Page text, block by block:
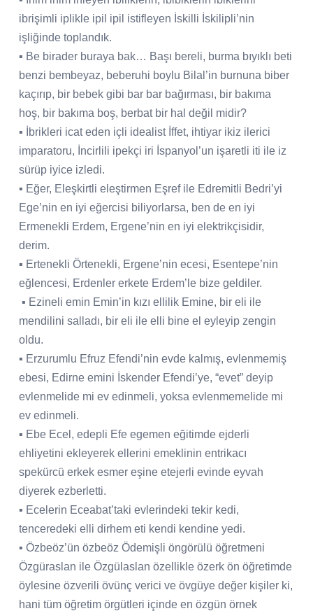
ibrişimli iplikle ipil ipil istifleyen İskilli İskilipli’nin
işliğinde toplandık.
▪ Be birader buraya bak… Başı bereli, burma bıyıklı beti
benzi bembeyaz, beberuhi boylu Bilal’in burnuna biber
kaçırıp, bir bebek gibi bar bar bağırması, bir bakıma
hoş, bir bakıma boş, berbat bir hal değil midir?
▪ İbrikleri icat eden içli idealist İffet, ihtiyar ikiz ilerici
imparatoru, İncirlili ipekçi iri İspanyol’un işaretli iti ile iz
sürüp iyice izledi.
▪ Eğer, Eleşkirtli eleştirmen Eşref ile Edremitli Bedri’yi
Ege’nin en iyi eğercisi biliyorlarsa, ben de en iyi
Ermenekli Erdem, Ergene’nin en iyi elektrikçisidir,
derim.
▪ Ertenekli Örtenekli, Ergene’nin ecesi, Esentepe’nin
eğlencesi, Erdenler erkete Erdem’le bize geldiler.
▪ Ezineli emin Emin’in kızı ellilik Emine, bir eli ile
mendilini salladı, bir eli ile elli bine el eyleyip zengin
oldu.
▪ Erzurumlu Efruz Efendi’nin evde kalmış, evlenmemiş
ebesi, Edirne emini İskender Efendi’ye, “evet” deyip
evlenmelide mi ev edinmeli, yoksa evlenmemelide mi
ev edinmeli.
▪ Ebe Ecel, edepli Efe egemen eğitimde ejderli
ehliyetini ekleyerek ellerini emeklinin entrikacı
spekürcü erkek esmer eşine etejerli evinde eyvah
diyerek ezberletti.
▪ Ecelerin Eceabat’taki evlerindeki tekir kedi,
tenceredeki elli dirhem eti kendi kendine yedi.
▪ Özbeöz’ün özbeöz Ödemişli öngörülü öğretmeni
Özgüraslan ile Özgülaslan özellikle özerk ön öğretimde
öylesine özverili övünç verici ve övgüye değer kişiler ki,
hani tüm öğretim örgütleri içinde en özgün örnek